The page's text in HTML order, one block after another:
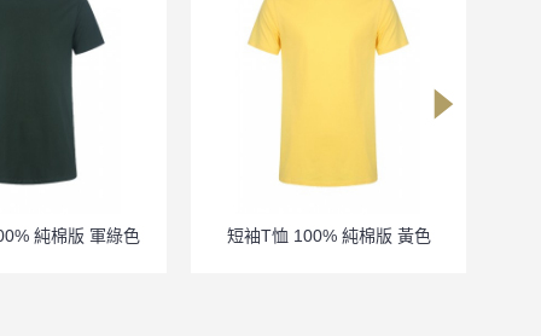
純棉版 軍綠色 短袖T恤 100% 純棉版 黃色